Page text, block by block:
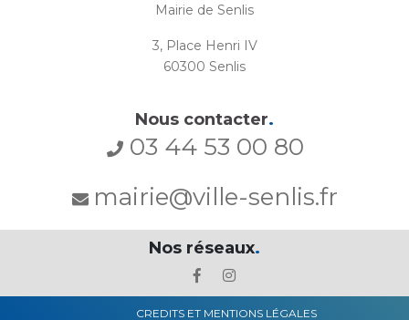
Mairie de Senlis
3, Place Henri IV
60300 Senlis
Nous contacter.
03 44 53 00 80
mairie@ville-senlis.fr
Nos réseaux.
CREDITS ET MENTIONS LÉGALES